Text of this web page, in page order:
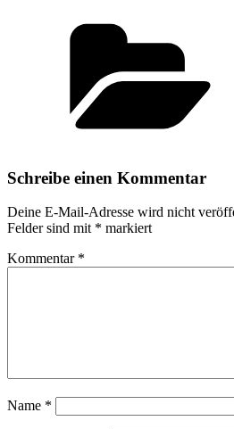
Schreibe einen Kommentar
Deine E-Mail-Adresse wird nicht
Felder sind mit * markiert
Kommentar *
Name *